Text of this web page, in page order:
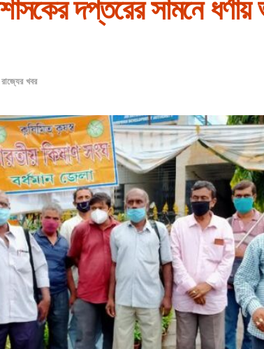
রাজ্যের খবর